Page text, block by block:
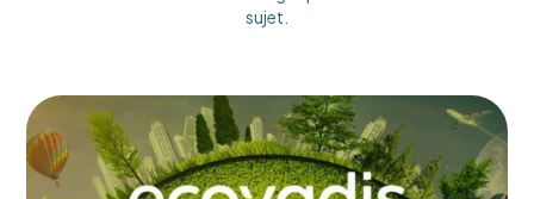
sujet.